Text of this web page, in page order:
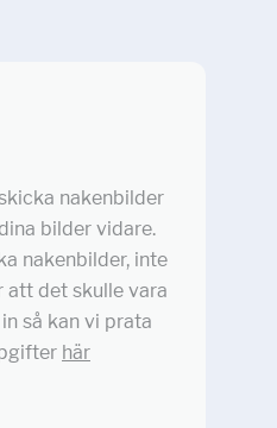
nakenbilder
bilder vidare.
nakenbilder, inte
att det skulle vara
så kan vi prata
här